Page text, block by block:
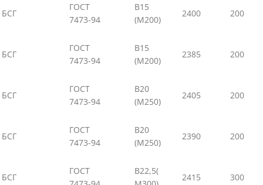
БСГ
ГОСТ
7473-94
В15
(М200)
2400 200
БСГ
ГОСТ
7473-94
В15
(М200)
2385 200
БСГ
ГОСТ
7473-94
В20
(М250)
2405 200
БСГ
ГОСТ
7473-94
В20
(М250)
2390 200
БСГ
ГОСТ
В22,5(
2415 300